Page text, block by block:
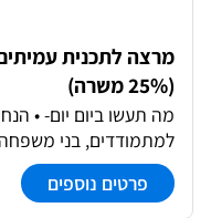
מרצה לתכנית
(25% משרה)
מה תעשו ביום יום- •
למתמודדים, בני משפחה
מניסיון אישי לצד ידע
מקצועיים בתחומי
פרטים נוספים